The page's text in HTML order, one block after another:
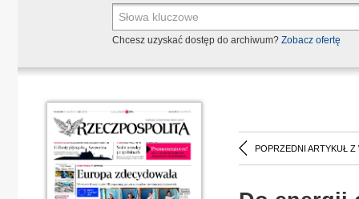
Chcesz uzyskać dostęp do archiwum? Zobacz ofertę
POPRZEDNI ARTYKUŁ Z